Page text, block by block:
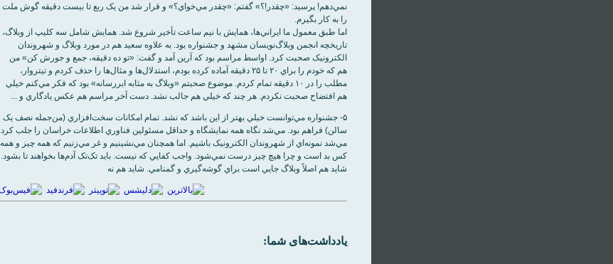
نمي‌دهم! پرسيد: «چقدر!؟» گفتم: «چقدر مي‌خواي؟» و قرار شد من يک ربع تا بيست دقيقه گوش ملت
را به کار بگيرم.
اما طبق معمول ما ايراني‌ها، همايش با نيم ساعت تأخير شروع شد. همايش شامل سه کليپ از وبلاگ،
تاريخچه انجمن وبلاگ‌نويسان مشهد و جشنواره بود. به علاوه سعيد هم در مورد وبلاگ و شهروندان
الکترونيک صحبت کرد. اواسط مراسم بود که آرين آمد و گفت: «تو ده دقيقه، جمع و جورش کن» من
هم که خودم را براي ۲۰ تا ۲۵ دقيقه آماده کرده بودم، استدلال‌ها و مثال‌ها را حذف کردم و تيتروار،
مطلب را در ۱۰ دقيقه تمام کردم. موضوع صحبتم «وبلاگ به مثابه ابررسانه» بود که فکر مي‌کنم خيلي
هم افتضاح صحبت نکردم. هر چند که خيلي هم جالب نشد. دست آخر مراسم هم عکس يادگاري و ...
۵- جشنواره مي‌توانست خيلي بهتر از اين باشد که نشد. تمام امکانات سخت‌افزاري (من‌جمله نصف يک
سالن) فراهم بود. مي‌شد نگاه همه نمايشگاه و حداقل مسئولين فناوري اطلاعات خراسان را جلب کرد.
مي‌شد نمونه‌اي از شهروندان الکترونيک باشيم. اما همچنان مي‌نشينيم و غر مي‌زنيم که همه چيز و همه
کس بد است و چرا هيچ چيز درست نمي‌شود. واجب کفايي که نيست. بايد تک‌تک آدم‌ها بخواهند تا بشود.
شايد هم اصلاً وبلاگ جايي است براي گوشه‌گيري و گمنامي. شايد هم نه
یادداشت‌های شما: